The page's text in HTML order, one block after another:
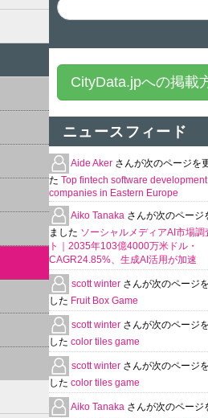
CityData.jpへの掲載
ニュースフィード
Aide Aker さんが次のページを
た Top fintech software development
companies in Eastern Europe
Aiko Tanaka さんが次のページ
ました ソーシャルメディアAI市場調
ト｜2035年103億4000万米ドル・
CAGR24.85%、生成AI活用が加速
scott winter さんが次のページ
した Fruit Box Game
scott winter さんが次のページ
した color tiles game
scott winter さんが次のページ
した color tiles game
Aiko Tanaka さんが次のページ